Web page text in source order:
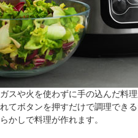
ガスや火を使わずに手の込んだ料
れてボタンを押すだけで調理でき
らかしで料理が作れます。